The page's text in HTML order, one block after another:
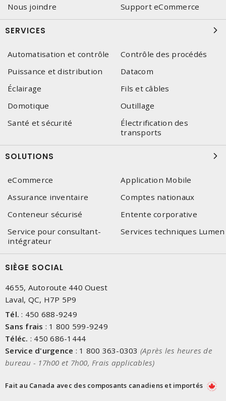
Nous joindre
Support eCommerce
SERVICES
Automatisation et contrôle
Contrôle des procédés
Puissance et distribution
Datacom
Éclairage
Fils et câbles
Domotique
Outillage
Santé et sécurité
Électrification des
transports
SOLUTIONS
eCommerce
Application Mobile
Assurance inventaire
Comptes nationaux
Conteneur sécurisé
Entente corporative
Service pour consultant-
intégrateur
Services techniques Lumen
SIÈGE SOCIAL
4655, Autoroute 440 Ouest
Laval, QC, H7P 5P9
Tél. : 450 688-9249
Sans frais : 1 800 599-9249
Téléc. : 450 686-1444
Service d'urgence : 1 800 363-0303 (Après les heures de
bureau - 17h00 et 7h00, Frais applicables)
Fait au Canada avec des composants canadiens et importés